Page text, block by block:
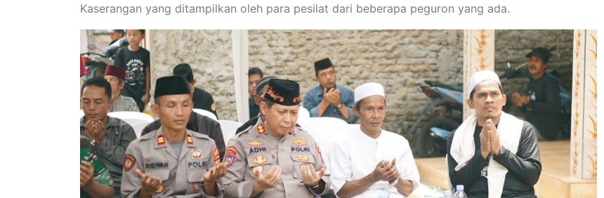
Kaserangan yang ditampilkan oleh para pesilat dari beberapa peguron yang ada.